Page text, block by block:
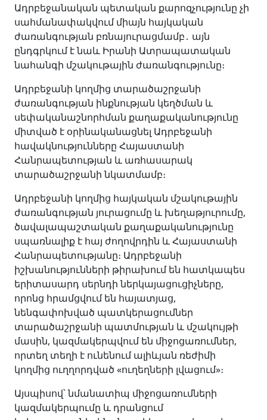
Ադրբեջանական պետական քարոզչությունը չի
սահմանափակվում միայն հայկական
ժառանգության բռնայուրացմամբ․ այն
ընդգրկում է նաև Իրանի Ատրապատական
նահանգի մշակութային ժառանգությունը։
Ադրբեջանի կողմից տարածաշրջանի
ժառանգության ինքնության կեղծման և
սեփականաշնորհման քաղաքականությունը
միտված է օրինականացնել Ադրբեջանի
հավակնությունները Հայաստանի
Հանրապետության և առհասարակ
տարածաշրջանի նկատմամբ։
Ադրբեջանի կողմից հայկական մշակութային
ժառանգության յուրացումը և խեղաթյուրումը,
ծավալապաշտական քաղաքականությունը
սպառնալիք է հայ ժողովրդին և Հայաստանի
Հանրապետությանը։ Ադրբեջանի
իշխանությունների թիրախում են հատկապես
երիտասարդ սերնդի ներկայացուցիչները,
որոնց հրամցվում են հայատյաց,
նենգափոխված պատկերացումներ
տարածաշրջանի պատմության և մշակույթի
մասին, կազմակերպվում են միջոցառումներ,
որտեղ տեղի է ունենում ալիևյան ռեժիմի
կողմից ուղղորդված «ուղեղների լվացում»։
Այսպիսով՝ նմանատիպ միջոցառումների
կազմակերպումը և դրանցում